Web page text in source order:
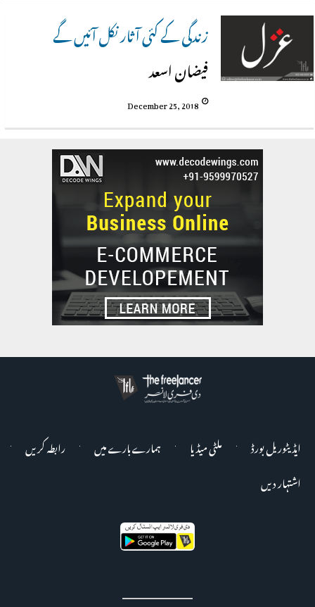
زندگی کے کئی آثار نکل آئیں گے
فیضان اسعد
December 25, 2018
ایڈیٹوریل بورڈ ملٹی میڈیا ہمارے بارے میں
رابطہ کریں
اشتہار دیں